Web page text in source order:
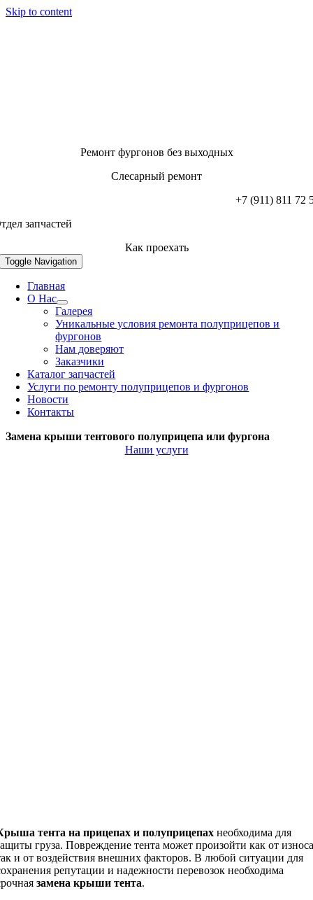
Skip to content
Ремонт фургонов без выходных
Слесарный ремонт
+7 (911) 811 72
запчастей
Как проехать
Toggle Navigation
Главная
О Нас
Галерея
Уникальные условия ремонта полуприцепов и
фургонов
Нам доверяют
Заказчики
Каталог запчастей
Услуги по ремонту полуприцепов и фургонов
Новости
Контакты
Замена крыши тентового полуприцепа или фургона
Наши услуги
тента на прицепах и полуприцепах необходима для
груза. Повреждение тента может произойти как от
и от воздействия внешних факторов. В любой ситуации для
репутации и надежности перевозок необходима
замена крыши тента.